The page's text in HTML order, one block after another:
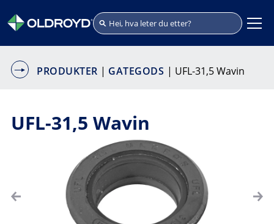
PRODUKTER | GATEGODS | UFL-31,5 Wavin
UFL-31,5 Wavin